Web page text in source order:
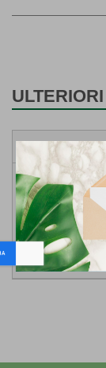
DETTAGLI
Weight 1.3
Prodotto:
Vedi tutti i